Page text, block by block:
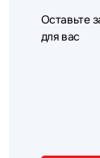
Оставьте
для вас